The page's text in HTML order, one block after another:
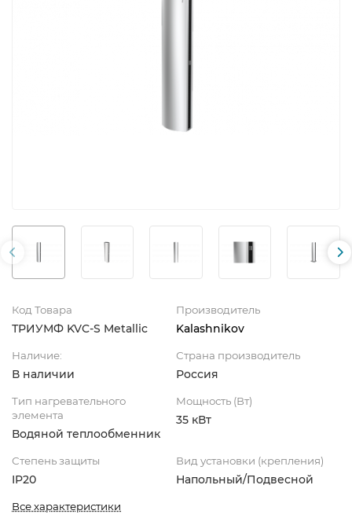
Код Товара
ТРИУМФ KVC-S Metallic
Производитель
Kalashnikov
Наличие:
В наличии
Страна производитель
Россия
Тип нагревательного
элемента
Водяной теплообменник
Мощность (Вт)
35 кВт
Степень защиты
IP20
Вид установки (крепления)
Напольный/Подвесной
Все характеристики